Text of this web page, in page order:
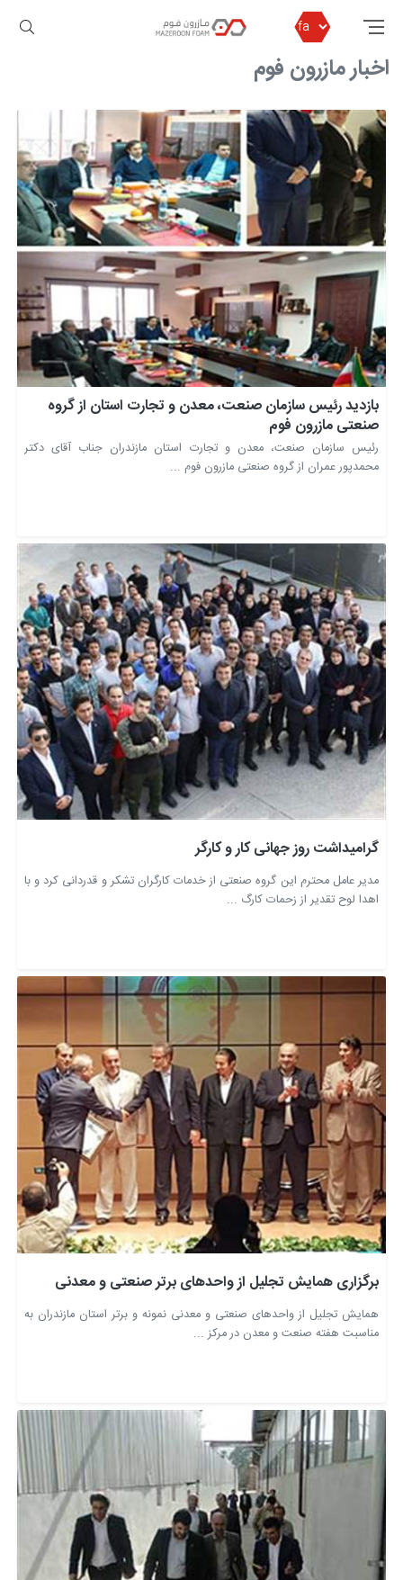
مازرون فوم اخبار مازرون فوم
اخبار مازرون فوم
بازدید رئیس سازمان صنعت، معدن و تجارت استان از گروه
صنعتی مازرون فوم
رئیس سازمان صنعت، معدن و تجارت استان مازندران جناب آقای دکتر
محمدپور عمران از گروه صنعتی مازرون فوم ...
گرامیداشت روز جهانی کار و کارگر
مدیر عامل محترم این گروه صنعتی از خدمات کارگران تشکر و قدردانی کرد و با
اهدا لوح تقدیر از زحمات کارگ ...
برگزاری همایش تجلیل از واحدهای برتر صنعتی و معدنی
همایش تجلیل از واحدهای صنعتی و معدنی نمونه و برتر استان مازندران به
مناسبت هفته صنعت و معدن در مرکز ...